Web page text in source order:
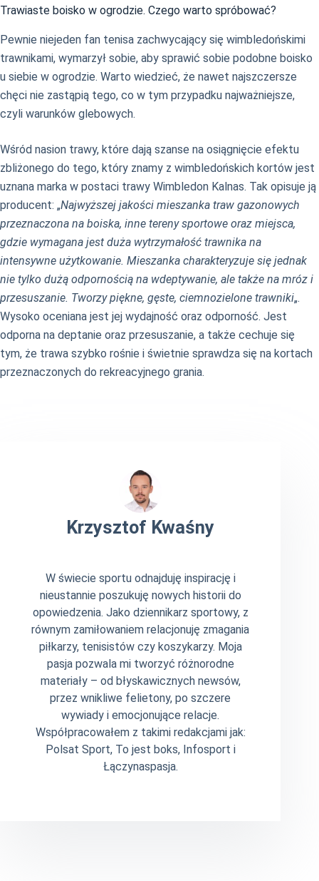
Trawiaste boisko w ogrodzie. Czego warto spróbować?
Pewnie niejeden fan tenisa zachwycający się wimbledońskimi
trawnikami, wymarzył sobie, aby sprawić sobie podobne boisko
u siebie w ogrodzie. Warto wiedzieć, że nawet najszczersze
chęci nie zastąpią tego, co w tym przypadku najważniejsze,
czyli warunków glebowych.
Wśród nasion trawy, które dają szanse na osiągnięcie efektu
zbliżonego do tego, który znamy z wimbledońskich kortów jest
uznana marka w postaci trawy Wimbledon Kalnas. Tak opisuje ją
producent: „Najwyższej jakości mieszanka traw gazonowych
przeznaczona na boiska, inne tereny sportowe oraz miejsca,
gdzie wymagana jest duża wytrzymałość trawnika na
intensywne użytkowanie. Mieszanka charakteryzuje się jednak
nie tylko dużą odpornością na wdeptywanie, ale także na mróz i
przesuszanie. Tworzy piękne, gęste, ciemnozielone trawniki„.
Wysoko oceniana jest jej wydajność oraz odporność. Jest
odporna na deptanie oraz przesuszanie, a także cechuje się
tym, że trawa szybko rośnie i świetnie sprawdza się na kortach
przeznaczonych do rekreacyjnego grania.
Krzysztof Kwaśny
W świecie sportu odnajduję inspirację i
nieustannie poszukuję nowych historii do
opowiedzenia. Jako dziennikarz sportowy, z
równym zamiłowaniem relacjonuję zmagania
piłkarzy, tenisistów czy koszykarzy. Moja
pasja pozwala mi tworzyć różnorodne
materiały – od błyskawicznych newsów,
przez wnikliwe felietony, po szczere
wywiady i emocjonujące relacje.
Współpracowałem z takimi redakcjami jak:
Polsat Sport, To jest boks, Infosport i
Łączynaspasja.